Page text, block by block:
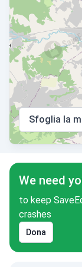
Sfoglia la
We need
to keep
crashes
Dona